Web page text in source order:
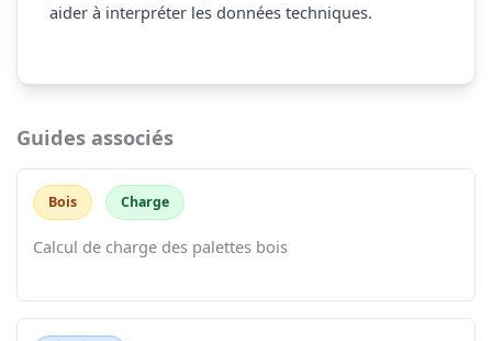
aider à interpréter les données techniques.
Guides associés
Bois Charge
Calcul de charge des palettes bois